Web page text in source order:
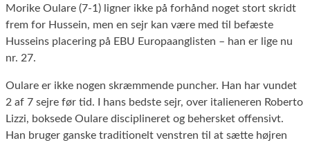
Morike Oulare (7-1) ligner ikke på forhånd noget stort skridt
frem for Hussein, men en sejr kan være med til befæste
Husseins placering på EBU Europaanglisten – han er lige nu
nr. 27.
Oulare er ikke nogen skræmmende puncher. Han har vundet
2 af 7 sejre før tid. I hans bedste sejr, over italieneren Roberto
Lizzi, boksede Oulare disciplineret og behersket offensivt.
Han bruger ganske traditionelt venstren til at sætte højren